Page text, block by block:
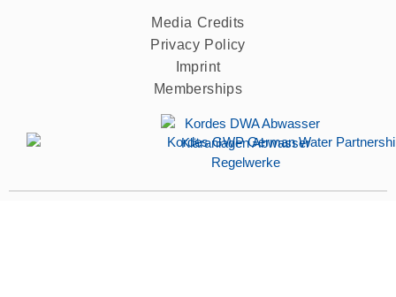
Media Credits
Privacy Policy
Imprint
Memberships